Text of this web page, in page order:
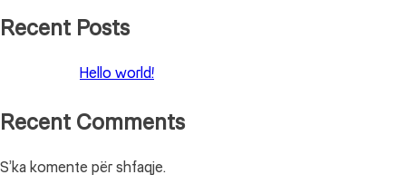
Recent Posts
Hello world!
Recent Comments
S’ka komente për shfaqje.